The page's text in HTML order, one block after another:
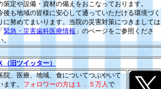
策定や設備・資材の備えをおこなっております。
後も地域の皆様に安心して通っていただける環境づく
に努めてまいります。当院の災害対策につきましては
「 緊急・災害歯科医療情報 」のページをご参照くださ
。
（旧ツイッター）
院、医療、地域、食についてつぶやいて
ます。 フォロワーの方は１．５万人で